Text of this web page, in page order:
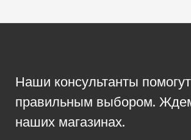
Наши консультанты
правильным выбором.
наших магазинах.